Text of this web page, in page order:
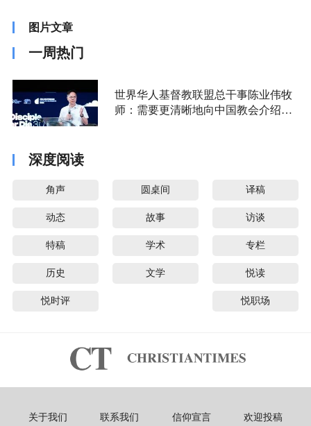
图片文章
一周热门
世界华人基督教联盟总干事陈业伟牧
师：需要更清晰地向中国教会介绍福
深度阅读
角声 圆桌间 译稿
动态 故事 访谈
特稿 学术 专栏
历史 文学 悦读
悦时评 悦职场
关于我们 联系我们 信仰宣言 欢迎投稿